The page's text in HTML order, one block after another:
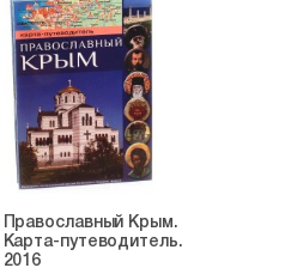
Православный Крым.
Карта-путеводитель.
2016